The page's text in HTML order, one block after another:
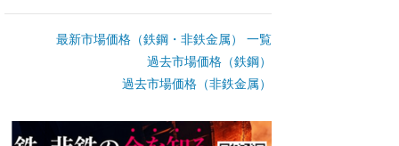
最新市場価格（鉄鋼・非鉄金属） 一覧
過去市場価格（鉄鋼）
過去市場価格（非鉄金属）